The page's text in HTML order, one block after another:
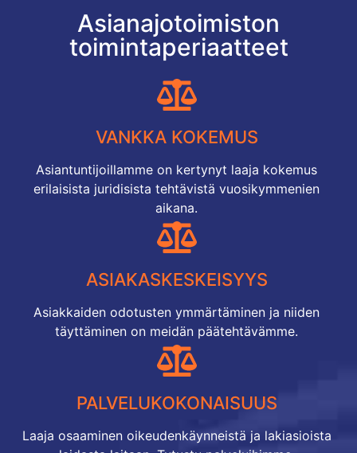
Asianajotoimiston
toimintaperiaatteet
VANKKA KOKEMUS
Asiantuntijoillamme on kertynyt laaja kokemus
erilaisista juridisista tehtävistä vuosikymmenien
aikana.
ASIAKASKESKEISYYS
Asiakkaiden odotusten ymmärtäminen ja niiden
täyttäminen on meidän päätehtävämme.
PALVELUKOKONAISUUS
Laaja osaaminen oikeudenkäynneistä ja lakiasioista